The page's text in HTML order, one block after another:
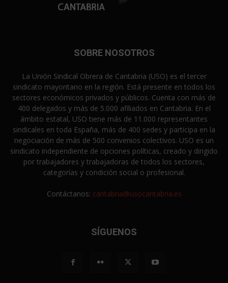
SOBRE NOSOTROS
La Unión Sindical Obrera de Cantabria (USO) es el tercer
sindicato mayoritario en la región. Está presente en todos los
sectores económicos privados y públicos. Cuenta con más de
400 delegados y más de 5.000 afiliados en Cantabria. En el
ámbito estatal, USO tiene más de 11.000 representantes
sindicales en toda España, más de 400 sedes y participa en la
negociación de más de 500 convenios colectivos. USO es un
sindicato independiente de opciones políticas, creado y dirigido
por trabajadores y trabajadoras de todos los sectores,
categorías y condición social o profesional.
Contáctanos: cantabria@usocantabria.es
SÍGUENOS